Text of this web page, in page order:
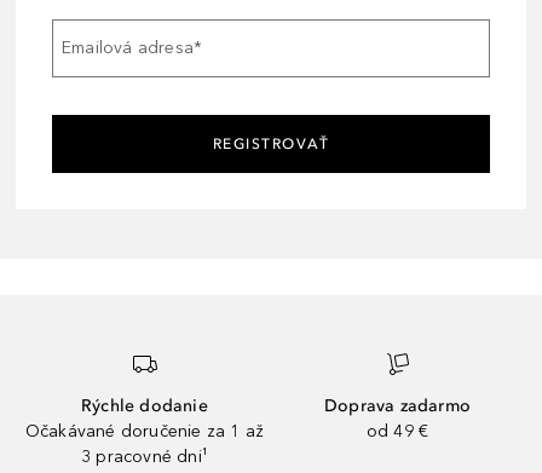
Emailová adresa*
REGISTROVAŤ
Rýchle dodanie
Očakávané doručenie za 1 až
3 pracovné dni¹
Doprava zadarmo
od 49 €